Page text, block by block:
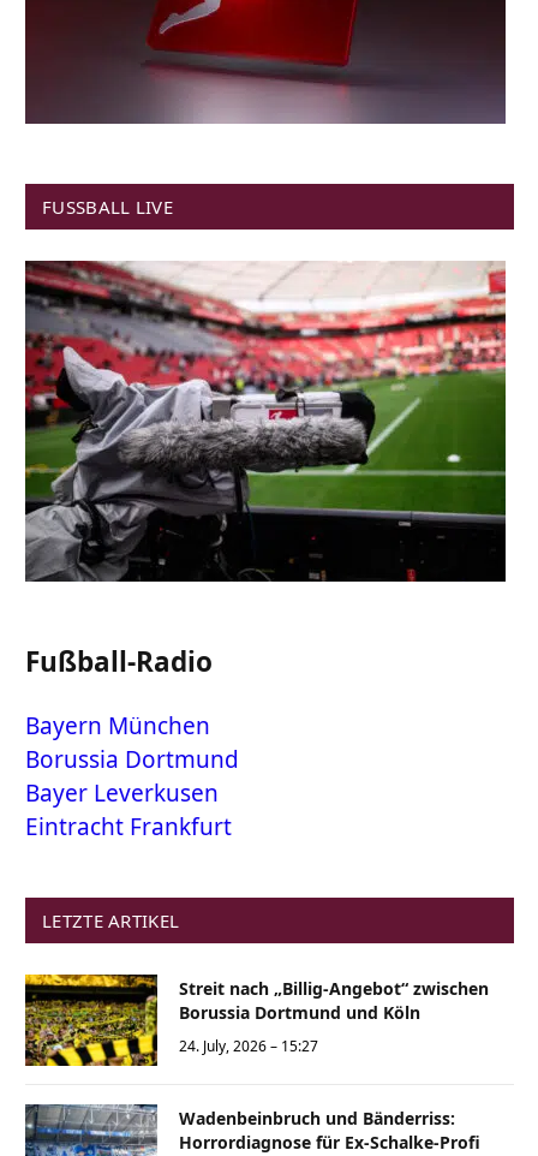
FUSSBALL LIVE
Fußball-Radio
Bayern München
Borussia Dortmund
Bayer Leverkusen
Eintracht Frankfurt
LETZTE ARTIKEL
Streit nach „Billig-Angebot“ zwischen
Borussia Dortmund und Köln
24. July, 2026 – 15:27
Wadenbeinbruch und Bänderriss:
Horrordiagnose für Ex-Schalke-Profi